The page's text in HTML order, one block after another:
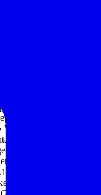
Keukenkranen »
Keukenmeubilair »
» Installatie
»
»
» Dempingsysteem van
Plasmafilter